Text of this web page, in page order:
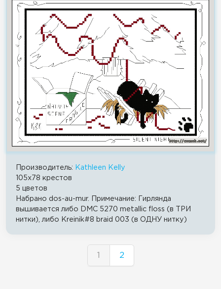
Производитель:
Kathleen Kelly
105x78 крестов
5 цветов
Набрано dos-au-mur. Примечание: Гирлянда
вышивается либо DMC 5270 metallic floss (в ТРИ
нитки), либо Kreinik#8 braid 003 (в ОДНУ нитку)
1 2